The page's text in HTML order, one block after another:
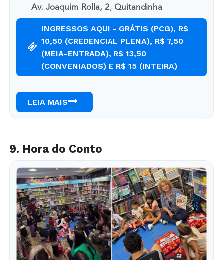
Av. Joaquim Rolla, 2, Quitandinha
INGRESSOS AQUI - GRÁTIS (PCG), R$
10,50 (CREDENCIAL PLENA), R$ 7,50
(MEIA-ENTRADA), R$ 13,50
(CONVENIADOS) E R$ 15 (INTEIRA)
LEIA MAIS
9. Hora do Conto